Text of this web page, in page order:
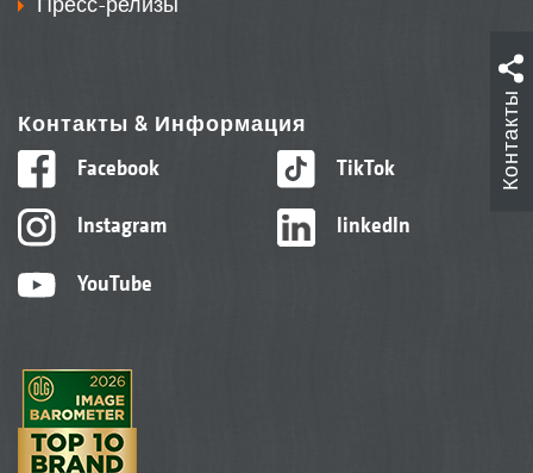
Контакты & Информация
Facebook
Instagram
YouTube
TikTok
linkedIn
Контакты